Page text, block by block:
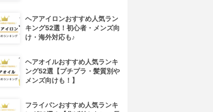
LUX(ラックス)
BOTANIST(ボタニスト)
ヘアアイロンおすすめ人気ラン
キング52選！初心者・メンズ向
け・海外対応も♪
ヘアオイルおすすめ人気ランキ
ング52選【プチプラ・髪質別や
メンズ向けも！】
フライパンおすすめ人気ランキ